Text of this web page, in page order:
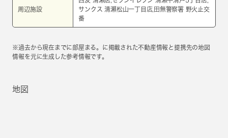
周辺施設
サンクス 清瀬松山一丁目店,田無警察署 野火止交
番
※過去から現在までに部屋まる。に掲載された不動産情報と提携先の地図
情報を元に生成した参考情報です。
地図